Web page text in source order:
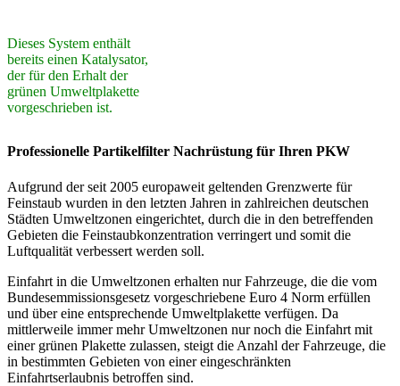
Dieses System enthält
bereits einen Katalysator,
der für den Erhalt der
grünen Umweltplakette
vorgeschrieben ist.
Professionelle Partikelfilter Nachrüstung für Ihren PKW
Aufgrund der seit 2005 europaweit geltenden Grenzwerte für
Feinstaub wurden in den letzten Jahren in zahlreichen deutschen
Städten Umweltzonen eingerichtet, durch die in den betreffenden
Gebieten die Feinstaubkonzentration verringert und somit die
Luftqualität verbessert werden soll.
Einfahrt in die Umweltzonen erhalten nur Fahrzeuge, die die vom
Bundesemmissionsgesetz vorgeschriebene Euro 4 Norm erfüllen
und über eine entsprechende Umweltplakette verfügen. Da
mittlerweile immer mehr Umweltzonen nur noch die Einfahrt mit
einer grünen Plakette zulassen, steigt die Anzahl der Fahrzeuge, die
in bestimmten Gebieten von einer eingeschränkten
Einfahrtserlaubnis betroffen sind.